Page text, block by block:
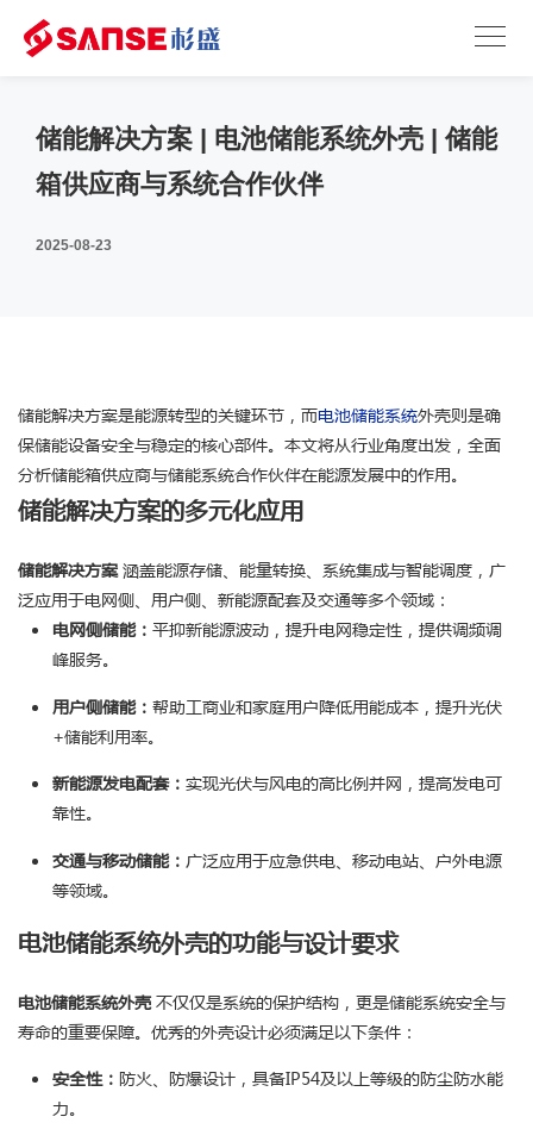
储能解决方案 | 电池储能系统外壳 | 储能
箱供应商与系统合作伙伴
2025-08-23
储能解决方案是能源转型的关键环节，而电池储能系统外壳则是确
保储能设备安全与稳定的核心部件。本文将从行业角度出发，全面
分析储能箱供应商与储能系统合作伙伴在能源发展中的作用。
储能解决方案的多元化应用
储能解决方案涵盖能源存储、能量转换、系统集成与智能调度，广
泛应用于电网侧、用户侧、新能源配套及交通等多个领域：
电网侧储能： 平抑新能源波动，提升电网稳定性，提供调频调
峰服务。
用户侧储能： 帮助工商业和家庭用户降低用能成本，提升光伏
+储能利用率。
新能源发电配套： 实现光伏与风电的高比例并网，提高发电可
靠性。
交通与移动储能： 广泛应用于应急供电、移动电站、户外电源
等领域。
电池储能系统外壳的功能与设计要求
电池储能系统外壳不仅仅是系统的保护结构，更是储能系统安全与
寿命的重要保障。优秀的外壳设计必须满足以下条件：
安全性： 防火、防爆设计，具备IP54及以上等级的防尘防水能
力。